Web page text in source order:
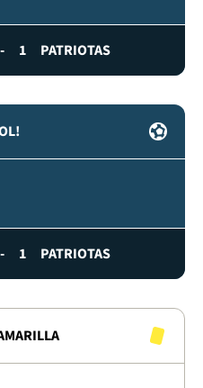
- 1 PATRIOTAS
- 1 PATRIOTAS